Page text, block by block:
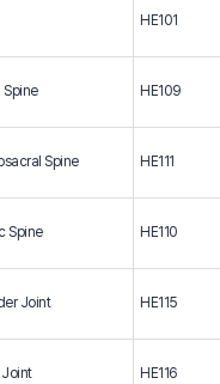
HE101
Spine HE109
Spine HE111
Spine HE110
Joint HE115
Joint HE116